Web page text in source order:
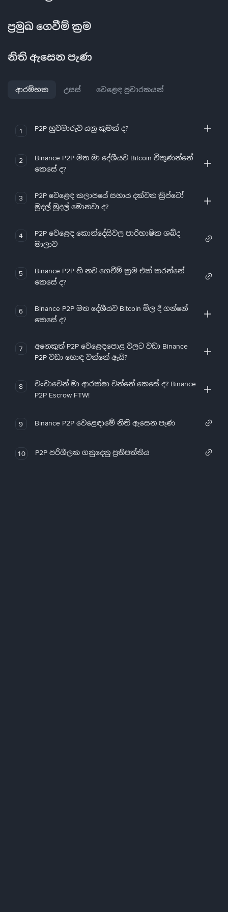
ප්‍රමුඛ ගෙවීම් ක්‍රම
නිති ඇසෙන පැණ
ආරම්භක උසස් වෙළෙඳ ප්‍රචාරකයන්
1 P2P හුවමාරුව යනු කුමක් ද?
2
Binance P2P මත මා දේශීයව Bitcoin විකුණන්නේ
කෙසේ ද?
3
P2P වෙළෙඳ කලාපයේ සහාය දක්වන ක්‍රිප්ටෝ
මුදල් මුදල් මොනවා ද?
4
P2P වෙළෙඳ කොන්දේසිවල පාරිභාෂික ශබ්ද
මාලාව
5
Binance P2P හි නව ගෙවීම් ක්‍රම එක් කරන්නේ
කෙසේ ද?
6
Binance P2P මත දේශීයව Bitcoin මිල දී ගන්නේ
කෙසේ ද?
7
අනෙකුත් P2P වෙළෙඳපොළ වලට වඩා Binance
P2P වඩා හොඳ වන්නේ ඇයි?
8
වංචාවෙන් මා ආරක්ෂා වන්නේ කෙසේ ද? Binance
P2P Escrow FTW!
9 Binance P2P වෙළෙඳාමේ නිති ඇසෙන පැණ
10 P2P පරිශීලක ගනුදෙනු ප්‍රතිපත්තිය